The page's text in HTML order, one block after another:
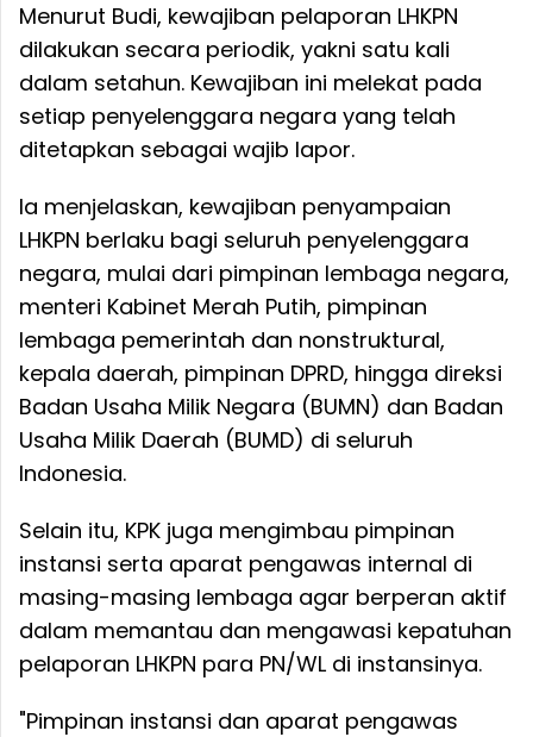
Menurut Budi, kewajiban pelaporan LHKPN
dilakukan secara periodik, yakni satu kali
dalam setahun. Kewajiban ini melekat pada
setiap penyelenggara negara yang telah
ditetapkan sebagai wajib lapor.
Ia menjelaskan, kewajiban penyampaian
LHKPN berlaku bagi seluruh penyelenggara
negara, mulai dari pimpinan lembaga negara,
menteri Kabinet Merah Putih, pimpinan
lembaga pemerintah dan nonstruktural,
kepala daerah, pimpinan DPRD, hingga direksi
Badan Usaha Milik Negara (BUMN) dan Badan
Usaha Milik Daerah (BUMD) di seluruh
Indonesia.
Selain itu, KPK juga mengimbau pimpinan
instansi serta aparat pengawas internal di
masing-masing lembaga agar berperan aktif
dalam memantau dan mengawasi kepatuhan
pelaporan LHKPN para PN/WL di instansinya.
"Pimpinan instansi dan aparat pengawas